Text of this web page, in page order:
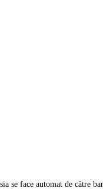
se face automat de către